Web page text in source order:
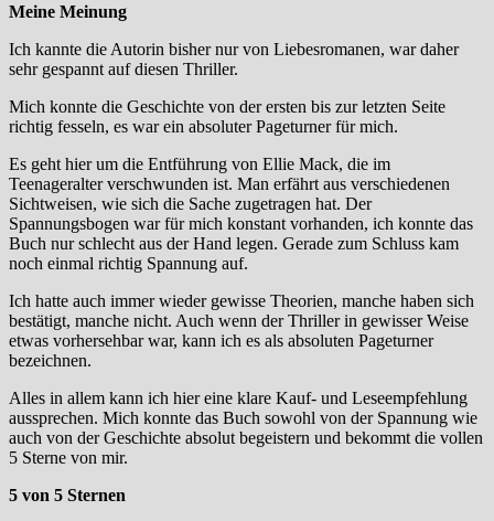
Meine Meinung
Ich kannte die Autorin bisher nur von Liebesromanen, war daher
sehr gespannt auf diesen Thriller.
Mich konnte die Geschichte von der ersten bis zur letzten Seite
richtig fesseln, es war ein absoluter Pageturner für mich.
Es geht hier um die Entführung von Ellie Mack, die im
Teenageralter verschwunden ist. Man erfährt aus verschiedenen
Sichtweisen, wie sich die Sache zugetragen hat. Der
Spannungsbogen war für mich konstant vorhanden, ich konnte das
Buch nur schlecht aus der Hand legen. Gerade zum Schluss kam
noch einmal richtig Spannung auf.
Ich hatte auch immer wieder gewisse Theorien, manche haben sich
bestätigt, manche nicht. Auch wenn der Thriller in gewisser Weise
etwas vorhersehbar war, kann ich es als absoluten Pageturner
bezeichnen.
Alles in allem kann ich hier eine klare Kauf- und Leseempfehlung
aussprechen. Mich konnte das Buch sowohl von der Spannung wie
auch von der Geschichte absolut begeistern und bekommt die vollen
5 Sterne von mir.
5 von 5 Sternen